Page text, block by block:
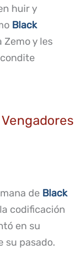
huir y
Black
Zemo y les
de Black
codificación
en su
su pasado.